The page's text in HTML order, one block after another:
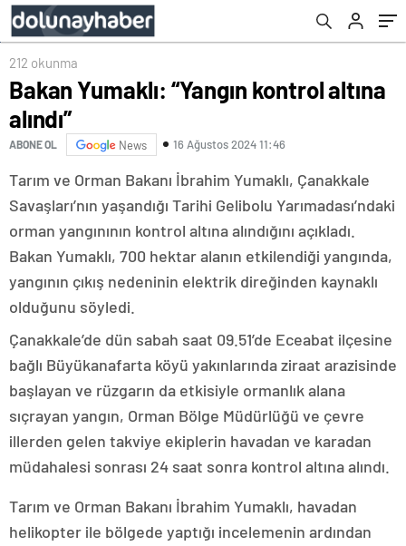
212 okunma
Bakan Yumaklı: “Yangın kontrol altına
alındı”
ABONE OL News 16 Ağustos 2024 11:46
Tarım ve Orman Bakanı İbrahim Yumaklı, Çanakkale
Savaşları’nın yaşandığı Tarihi Gelibolu Yarımadası’ndaki
orman yangınının kontrol altına alındığını açıkladı.
Bakan Yumaklı, 700 hektar alanın etkilendiği yangında,
yangının çıkış nedeninin elektrik direğinden kaynaklı
olduğunu söyledi.
Çanakkale’de dün sabah saat 09.51’de Eceabat ilçesine
bağlı Büyükanafarta köyü yakınlarında ziraat arazisinde
başlayan ve rüzgarın da etkisiyle ormanlık alana
sıçrayan yangın, Orman Bölge Müdürlüğü ve çevre
illerden gelen takviye ekiplerin havadan ve karadan
müdahalesi sonrası 24 saat sonra kontrol altına alındı.
Tarım ve Orman Bakanı İbrahim Yumaklı, havadan
helikopter ile bölgede yaptığı incelemenin ardından
Sağlıyor